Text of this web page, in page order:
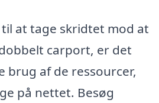
at tage skridtet mod at
carport, er det
brug af de ressourcer,
på nettet. Besøg